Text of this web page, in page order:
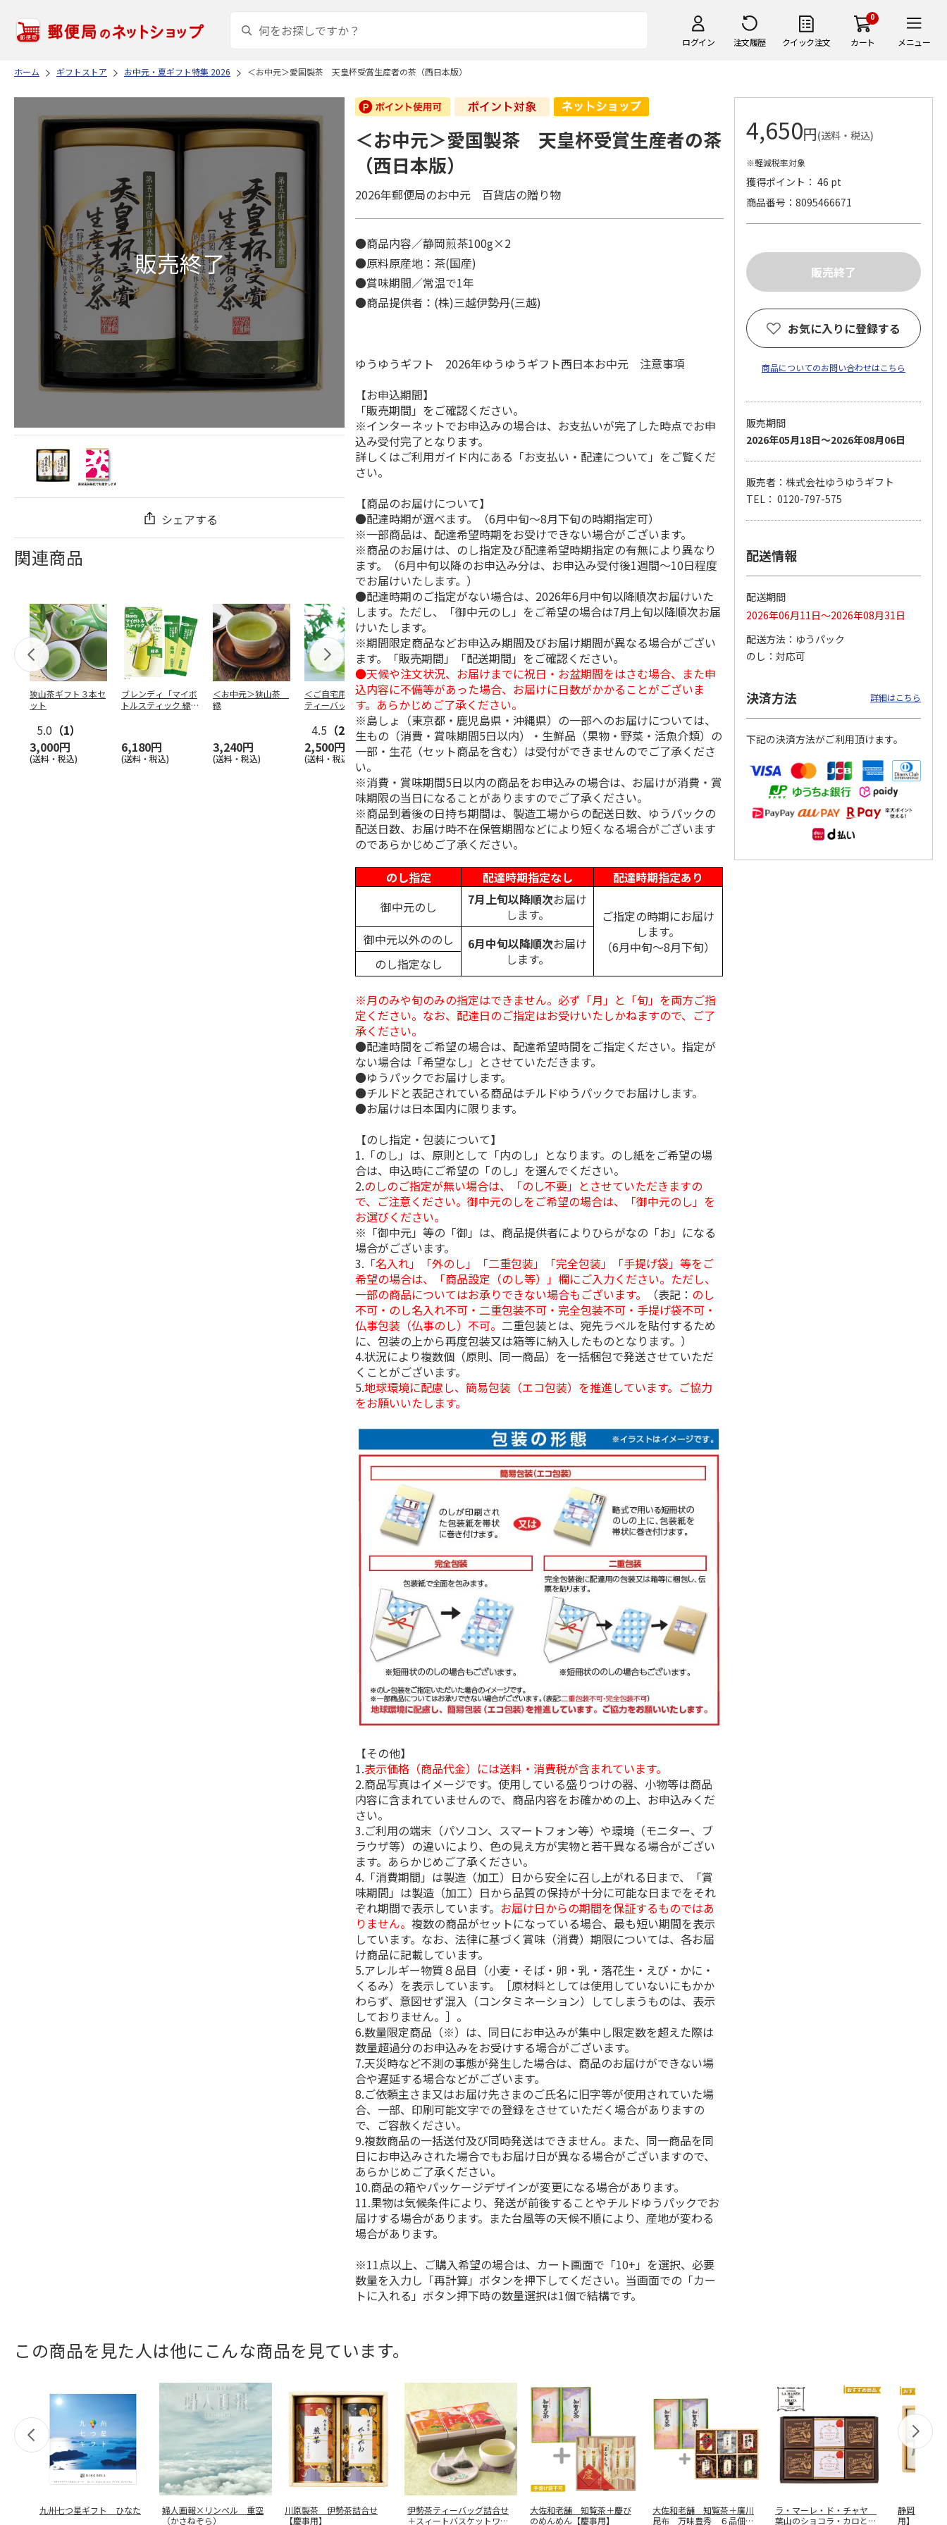
ログイン 注文履歴 クイック注文
0
カート メニュー
ホーム ギフトストア お中元・夏ギフト特集 2026 ＜お中元＞愛国製茶 天皇杯受賞生産者の茶（西日本版）
シェアする
関連商品
狭山茶ギフト３本セ
ット
5.0 （1）
3,000円
(送料・税込)
ブレンディ「マイボ
トルスティック 緑
6,180円
(送料・税込)
＜お中元＞狭山茶
緑
3,240円
(送料・税込)
＜ご自宅用＞冷茶用
ティーバッグセット
4.5 （2）
2,500円
(送料・税込)
＜お中元＞銘茶詰合
せ 合組煎茶山本
山 煎茶かけがわ
4,300円
(送料・税込)
茶農家直送の狭山茶
詰合せ
2,000円
(送料・税込)
八女星野産煎茶・深
5.0（1）
3,240円
(送料・税込)
金棒茶能登復興ラベ
2,610円
(送料・税込)
茶通亭 匠の茶
1,080円
新茶八十八夜摘みや
ぶきた
2,050円
(送料・税込)
＜お中元＞愛国製茶 天皇杯受賞生産者の茶
（西日本版）
2026年郵便局のお中元 百貨店の贈り物
●商品内容／静岡煎茶100g×2
●原料原産地：茶(国産)
●賞味期間／常温で1年
●商品提供者：(株)三越伊勢丹(三越)
ゆうゆうギフト 2026年ゆうゆうギフト西日本お中元 注意事項
【お申込期間】
「販売期間」をご確認ください。
※インターネットでお申込みの場合は、お支払いが完了した時点でお申
込み受付完了となります。
詳しくはご利用ガイド内にある「お支払い・配達について」をご覧くだ
さい。
【商品のお届けについて】
●配達時期が選べます。（6月中旬～8月下旬の時期指定可）
※一部商品は、配達希望時期をお受けできない場合がございます。
※商品のお届けは、のし指定及び配達希望時期指定の有無により異なり
ます。（6月中旬以降のお申込み分は、お申込み受付後1週間～10日程度
でお届けいたします。）
●配達時期のご指定がない場合は、2026年6月中旬以降順次お届けいた
します。ただし、「御中元のし」をご希望の場合は7月上旬以降順次お届
けいたします。
※期間限定商品などお申込み期間及びお届け期間が異なる場合がござい
ます。「販売期間」「配送期間」をご確認ください。
●天候や注文状況、お届けまでに祝日・お盆期間をはさむ場合、また申
込内容に不備等があった場合、お届けに日数がかかることがございま
す。あらかじめご了承ください。
※島しょ（東京都・鹿児島県・沖縄県）の一部へのお届けについては、
生もの（消費・賞味期間5日以内）・生鮮品（果物・野菜・活魚介類）の
一部・生花（セット商品を含む）は受付ができませんのでご了承くださ
い。
※消費・賞味期間5日以内の商品をお申込みの場合は、お届けが消費・賞
味期限の当日になることがありますのでご了承ください。
※商品到着後の日持ち期間は、製造工場からの配送日数、ゆうパックの
配送日数、お届け時不在保管期間などにより短くなる場合がございます
のであらかじめご了承ください。
のし指定
配達時期指定なし
配達時期指定あり
御中元のし
7月上旬以降順次お届け
します。
ご指定の時期にお届け
します。
（6月中旬～8月下旬）
御中元以外ののし 6月中旬以降順次お届け
します。
のし指定なし
※月のみや旬のみの指定はできません。必ず「月」と「旬」を両方ご指
定ください。なお、配達日のご指定はお受けいたしかねますので、ご了
承ください。
●配達時間をご希望の場合は、配達希望時間をご指定ください。指定が
ない場合は「希望なし」とさせていただきます。
●ゆうパックでお届けします。
●チルドと表記されている商品はチルドゆうパックでお届けします。
●お届けは日本国内に限ります。
【のし指定・包装について】
1.「のし」は、原則として「内のし」となります。のし紙をご希望の場
合は、申込時にご希望の「のし」を選んでください。
2.のしのご指定が無い場合は、「のし不要」とさせていただきますの
で、ご注意ください。御中元のしをご希望の場合は、「御中元のし」を
お選びください。
※「御中元」等の「御」は、商品提供者によりひらがなの「お」になる
場合がございます。
3. 「名入れ」「外のし」「二重包装」「完全包装」「手提げ袋」等をご
希望の場合は、「商品設定（のし等）」欄にご入力ください。ただし、
一部の商品についてはお承りできない場合もございます。
（表記： のし
不可・のし名入れ不可・二重包装不可・完全包装不可・手提げ袋不可・
仏事包装（仏事のし）不可。 二重包装とは、宛先ラベルを貼付するため
に、包装の上から再度包装又は箱等に納入したものとなります。）
4.状況により複数個（原則、同一商品）を一括梱包で発送させていただ
くことがございます。
5.地球環境に配慮し、簡易包装（エコ包装）を推進しています。ご協力
をお願いいたします。
【その他】
1.表示価格（商品代金）には送料・消費税が含まれています。
2.商品写真はイメージです。使用している盛りつけの器、小物等は商品
内容に含まれていませんので、商品内容をお確かめの上、お申込みくだ
さい。
3.ご利用の端末（パソコン、スマートフォン等）や環境（モニター、ブ
ラウザ等）の違いにより、色の見え方が実物と若干異なる場合がござい
ます。あらかじめご了承ください。
4.「消費期間」は製造（加工）日から安全に召し上がれる日まで、「賞
味期間」は製造（加工）日から品質の保持が十分に可能な日までをそれ
ぞれ期間で表示しています。 お届け日からの期間を保証するものではあ
りません。複数の商品がセットになっている場合、最も短い期間を表示
しています。なお、法律に基づく賞味（消費）期限については、各お届
け商品に記載しています。
5.アレルギー物質８品目（小麦・そば・卵・乳・落花生・えび・かに・
くるみ）を表示しています。［原材料としては使用していないにもかか
わらず、意図せず混入（コンタミネーション）してしまうものは、表示
しておりません。］。
6.数量限定商品（※）は、同日にお申込みが集中し限定数を超えた際は
数量超過分のお申込みをお受けする場合がございます。
7.天災時など不測の事態が発生した場合は、商品のお届けができない場
合や遅延する場合などがございます。
8.ご依頼主さま又はお届け先さまのご氏名に旧字等が使用されていた場
合、一部、印刷可能文字での登録をさせていただく場合がありますの
で、ご容赦ください。
9.複数商品の一括送付及び同時発送はできません。また、同一商品を同
日にお申込みされた場合でもお届け日が異なる場合がございますので、
あらかじめご了承ください。
10.商品の箱やパッケージデザインが変更になる場合があります。
11.果物は気候条件により、発送が前後することやチルドゆうパックでお
届けする場合があります。また台風等の天候不順により、産地が変わる
場合があります。
※11点以上、ご購入希望の場合は、カート画面で「10+」を選択、必要
数量を入力し「再計算」ボタンを押下してください。当画面での「カー
トに入れる」ボタン押下時の数量選択は1個で結構です。
4,650円(送料・税込)
※軽減税率対象
獲得ポイント： 46 pt
商品番号
8095466671
お気に入りに登録する
商品についてのお問い合わせはこちら
販売期間
2026年05月18日～2026年08月06日
販売者：株式会社ゆうゆうギフト
TEL： 0120-797-575
配送情報
配送期間
2026年06月11日～2026年08月31日
配送方法
ゆうパック
のし
対応可
決済方法 詳細はこちら
下記の決済方法がご利用頂けます。
この商品を見た人は他にこんな商品を見ています。
九州七つ星ギフト ひなた
婦人画報×リンベル 重空
（かさねぞら）
川原製茶 伊勢茶詰合せ
【慶事用】
伊勢茶ティーバッグ詰合せ
＋スィートバスケットワッ
大佐和老舗 知覧茶＋慶び
のめんめん【慶事用】
大佐和老舗 知覧茶＋廣川
昆布 万味豊秀 ６品佃煮
ラ・マーレ・ド・チャヤ
葉山のショコラ・カロと紅
静岡やぶ北
用】